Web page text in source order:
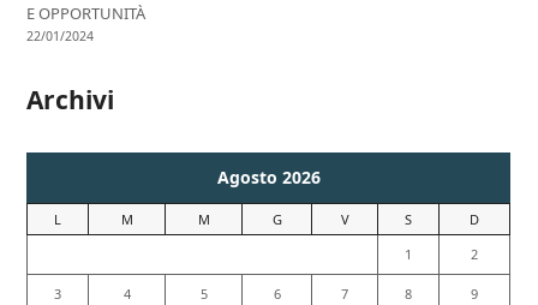
E OPPORTUNITÀ
22/01/2024
Archivi
Agosto 2026
L M M G V S
D
1
2
3 4 5 6 7 8 9